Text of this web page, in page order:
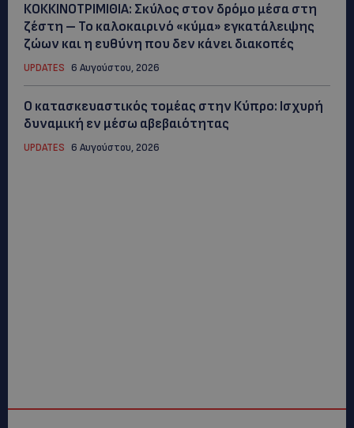
ΚΟΚΚΙΝΟΤΡΙΜΙΘΙΑ: Σκύλος στον δρόμο μέσα στη
ζέστη – Το καλοκαιρινό «κύμα» εγκατάλειψης
ζώων και η ευθύνη που δεν κάνει διακοπές
UPDATES 6 Αυγούστου, 2026
Ο κατασκευαστικός τομέας στην Κύπρο: Ισχυρή
δυναμική εν μέσω αβεβαιότητας
UPDATES 6 Αυγούστου, 2026